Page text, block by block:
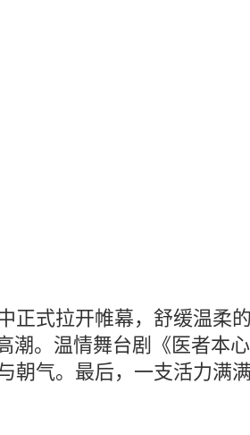
正式拉开帷幕，舒缓温柔
。温情舞台剧《医者本心
朝气。最后，一支活力满